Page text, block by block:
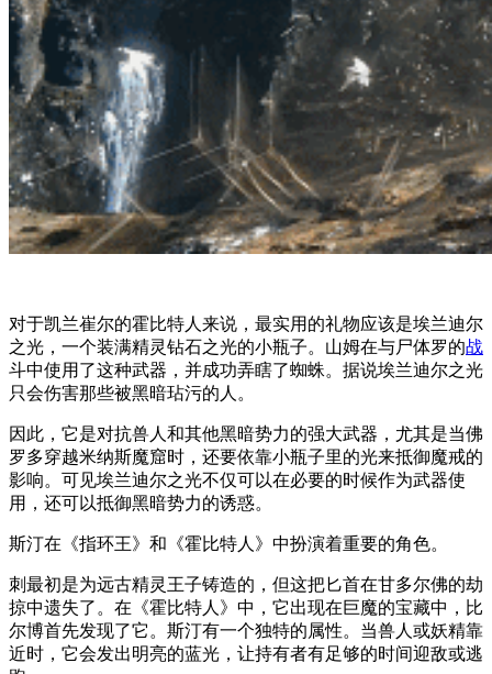
对于凯兰崔尔的霍比特人来说，最实用的礼物应该是埃兰迪尔
之光，一个装满精灵钻石之光的小瓶子。山姆在与尸体罗的战
斗中使用了这种武器，并成功弄瞎了蜘蛛。据说埃兰迪尔之光
只会伤害那些被黑暗玷污的人。
因此，它是对抗兽人和其他黑暗势力的强大武器，尤其是当佛
罗多穿越米纳斯魔窟时，还要依靠小瓶子里的光来抵御魔戒的
影响。可见埃兰迪尔之光不仅可以在必要的时候作为武器使
用，还可以抵御黑暗势力的诱惑。
斯汀在《指环王》和《霍比特人》中扮演着重要的角色。
刺最初是为远古精灵王子铸造的，但这把匕首在甘多尔佛的劫
掠中遗失了。在《霍比特人》中，它出现在巨魔的宝藏中，比
尔博首先发现了它。斯汀有一个独特的属性。当兽人或妖精靠
近时，它会发出明亮的蓝光，让持有者有足够的时间迎敌或逃